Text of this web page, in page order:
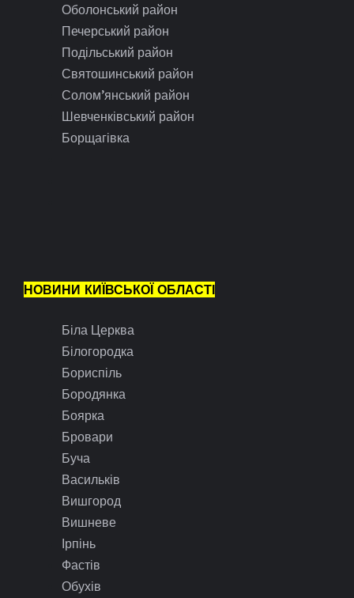
Оболонський район
Печерський район
Подільський район
Святошинський район
Солом’янський район
Шевченківський район
Борщагівка
НОВИНИ КИЇВСЬКОЇ ОБЛАСТІ
Біла Церква
Білогородка
Бориспіль
Бородянка
Боярка
Бровари
Буча
Васильків
Вишгород
Вишневе
Ірпінь
Фастів
Обухів